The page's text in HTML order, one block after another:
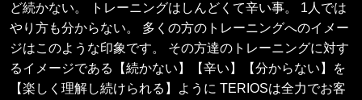
ど続かない。 トレーニングはしんどくて辛い事。 1人では
やり方も分からない。 多くの方のトレーニングへのイメー
ジはこのような印象です。 その方達のトレーニングに対す
るイメージである【続かない】【辛い】【分からない】を
【楽しく理解し続けられる】ように TERIOSは全力でお客